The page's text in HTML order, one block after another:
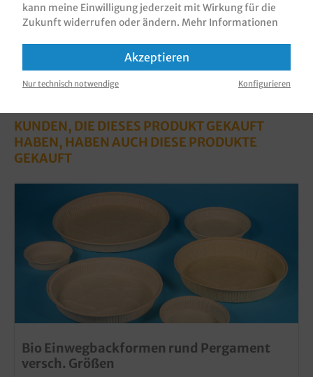
KUNDEN, DIE DIESES PRODUKT GEKAUFT
HABEN, HABEN AUCH DIESE PRODUKTE
GEKAUFT
Bio Einwegbackformen rund Pergament
versch. Größen
kann meine Einwilligung jederzeit mit Wirkung für die
Zukunft widerrufen oder ändern. Mehr Informationen
Akzeptieren
Nur technisch notwendige Konfigurieren